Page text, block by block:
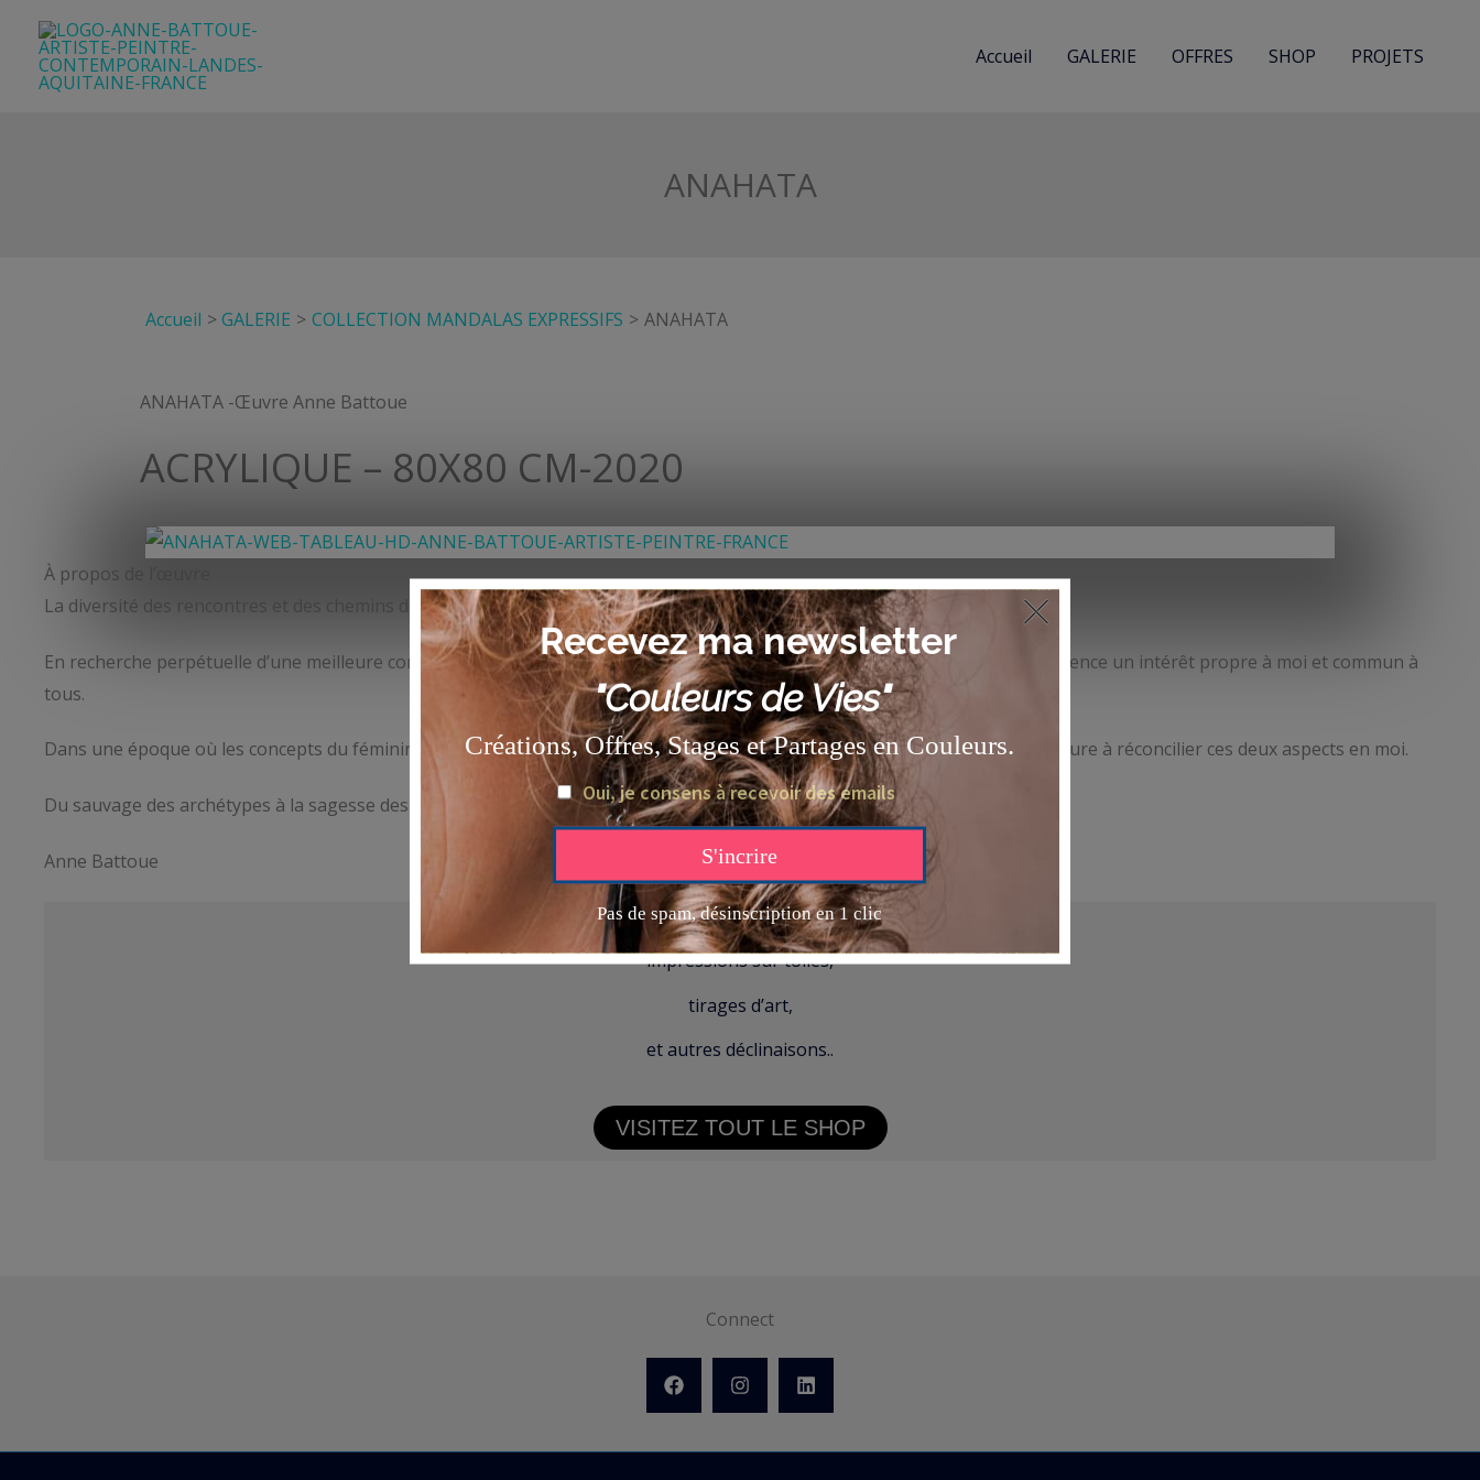
contenu
Accueil GALERIE OFFRES SHOP PROJETS
ANAHATA
Accueil GALERIE COLLECTION MANDALAS EXPRESSIFS ANAHATA
ANAHATA -Œuvre Anne Battoue
ACRYLIQUE – 80X80 CM-2020
À propos de l’œuvre
La diversité des rencontres et des chemins de vie me rassurent sur mes questionnements et me donnent de l’inspiration.
En recherche perpétuelle d’une meilleure connaissance de moi même et du monde qui m’entoure, je trouve en chaque expérience un intérêt propre à moi et commun à
tous.
Dans une époque où les concepts du féminin et du masculin créent conflits des genres et phénomènes de société, je m’aventure à réconcilier ces deux aspects en moi.
Du sauvage des archétypes à la sagesse des anciens, la force de l’amour réconcilie les inconciliables.
Anne Battoue
ŒUVRES ORIGINALES,
impressions sur toiles,
tirages d’art,
et autres déclinaisons..
VISITEZ TOUT LE SHOP
Connect